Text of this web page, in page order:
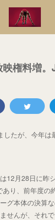
権料増
したが、今年は
12月28日に昨
り、前年度の
グ本体の決算
せんが、それ